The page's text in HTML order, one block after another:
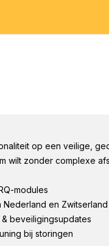
op een veilige,
wilt zonder complexe
modules
en Zwitserland
beveiligingsupdates
bij storingen